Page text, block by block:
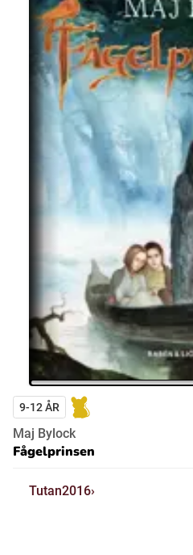
9-12 ÅR
Maj Bylock
Fågelprinsen
Tutan2016